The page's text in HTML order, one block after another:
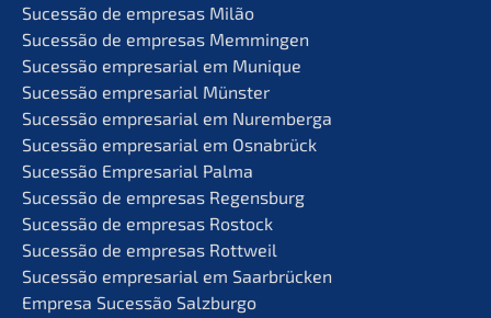
Suces­são de empre­sas Milão
Suces­são de empre­sas Memmingen
Suces­são empre­sa­ri­al em Munique
Suces­são empre­sa­ri­al Münster
Suces­são empre­sa­ri­al em Nuremberga
Suces­são empre­sa­ri­al em Osnabrück
Suces­são Empre­sa­ri­al Palma
Suces­são de empre­sas Regensburg
Suces­são de empre­sas Rostock
Suces­são de empre­sas Rottweil
Suces­são empre­sa­ri­al em Saarbrücken
Empre­sa Suces­são Salzburgo